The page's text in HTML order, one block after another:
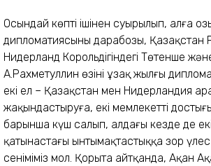
Осындай көптің ішінен суырылып, алға
дипломатиясының дарабозы, Қазақстан
Нидерланд Корольдігіндегі Төтенше және
А.Рахметуллин өзінің ұзақ жылғы
екі ел – Қазақстан мен Нидерландия
жақындастыруға, екі мемлекеттің
барынша күш салып, алдағы кезде де
қатынастағы ынтымақтастыққа зор үлес
сеніміміз мол. Қорыта айтқанда, Ақан